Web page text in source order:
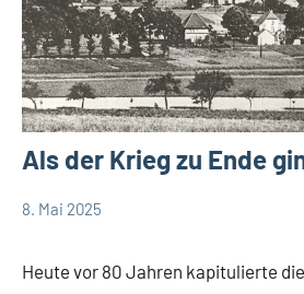
Als der Krieg zu Ende
zuende
8. Mai 2025
Heute vor 80 Jahren kapitulierte